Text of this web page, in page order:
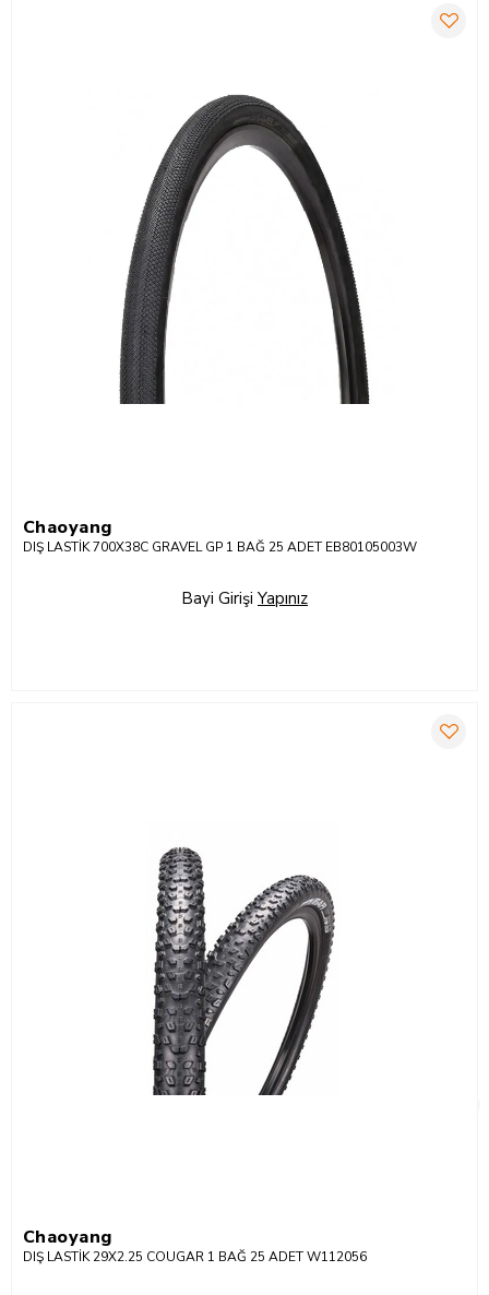
Chaoyang
DIŞ LASTİK 700X38C GRAVEL GP 1 BAĞ 25 ADET EB80105003W
Bayi Girişi Yapınız
Chaoyang
DIŞ LASTİK 29X2.25 COUGAR 1 BAĞ 25 ADET W112056